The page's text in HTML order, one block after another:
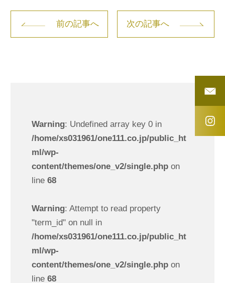
前の記事へ 次の記事へ
Warning: Undefined array key 0 in
/home/xs031961/one111.co.jp/public_ht
ml/wp-
content/themes/one_v2/single.phpon
line 68
Warning: Attempt to read property
"term_id" on null in
/home/xs031961/one111.co.jp/public_ht
ml/wp-
content/themes/one_v2/single.phpon
line 68